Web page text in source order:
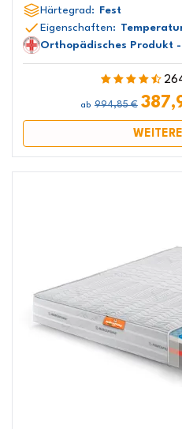
Härtegrad:
Fest
Eigenschaften:
Orthopädisches Produkt -
ab 994,85 €